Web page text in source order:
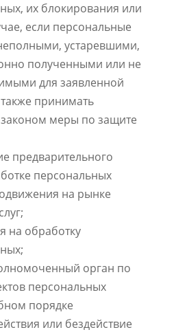
их блокирования или
если персональные
устаревшими,
полученными или не
для заявленной
принимать
меры по защите
предварительного
персональных
на рынке
на обработку
орган по
персональных
порядке
или бездействие